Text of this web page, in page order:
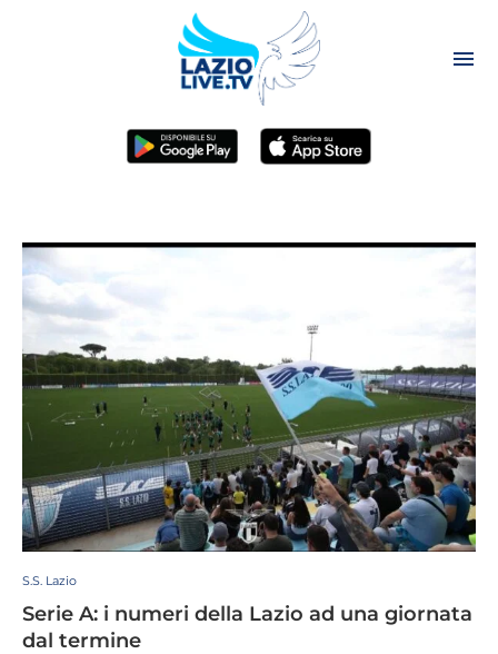
S.S. Lazio
Serie A: i numeri della Lazio ad una giornata
dal termine